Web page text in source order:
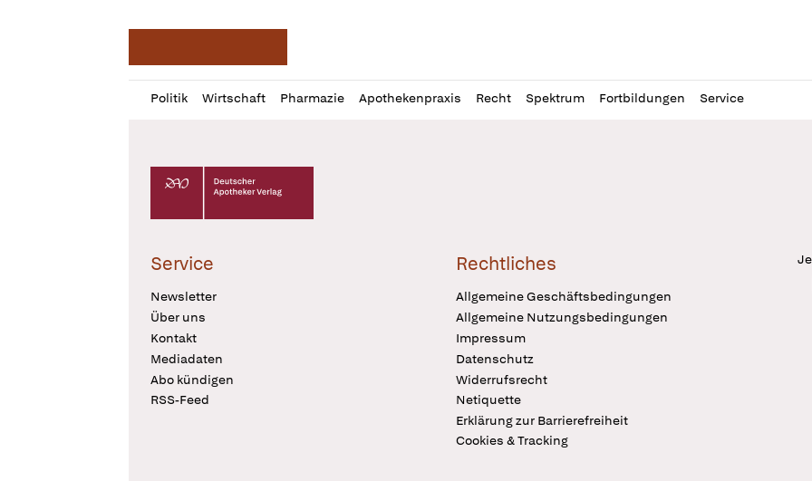
Politik Wirtschaft Pharmazie Apothekenpraxis Recht Spektrum Fortbildungen Service
Profil
öffnen
Daz
Pur
Deutscher Apotheker Verlag Logo
Service
Newsletter
Über uns
Kontakt
Mediadaten
Abo kündigen
RSS-Feed
Rechtliches
Allgemeine Geschäftsbedingungen
Allgemeine Nutzungsbedingungen
Impressum
Datenschutz
Widerrufsrecht
Netiquette
Erklärung zur Barrierefreiheit
Cookies & Tracking